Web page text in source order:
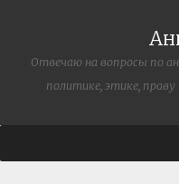
Отвечаю на вопросы по
политике, этике,